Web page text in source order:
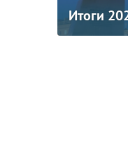
Итоги